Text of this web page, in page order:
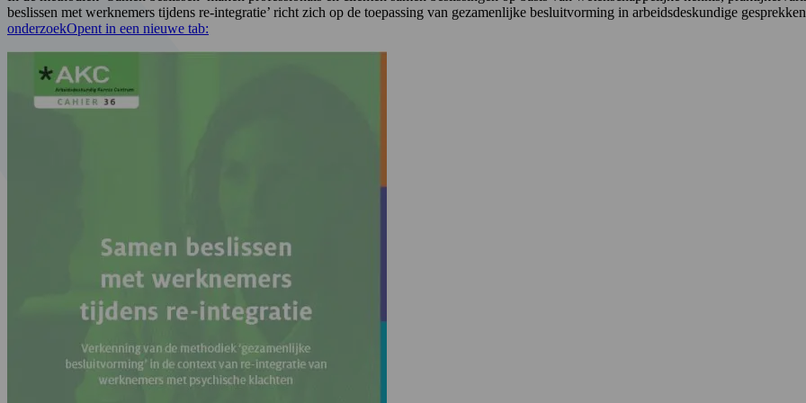
beslissen met werknemers tijdens re-integratie’ richt zich op de toepassing van gezamenlijke besluitvorming in arbeidsdeskundige
onderzoekOpent in een nieuwe tab: